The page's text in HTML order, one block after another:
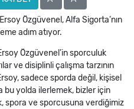
Özgüvenel, Alfa Sigorta’nın
adım atıyor.
Özgüvenel’in sporculuk
ve disiplinli çalışma tarzının
sadece sporda değil, kişisel
bu yolda ilerlemek, bizler için
spora ve sporcusuna verdiğimiz